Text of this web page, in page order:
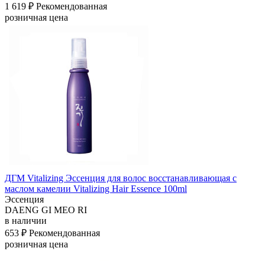
1 619 ₽ Рекомендованная
розничная цена
ДГМ Vitalizing Эссенция для волос восстанавливающая с
маслом камелии Vitalizing Hair Essence 100ml
Эссенция
DAENG GI MEO RI
в наличии
653 ₽ Рекомендованная
розничная цена